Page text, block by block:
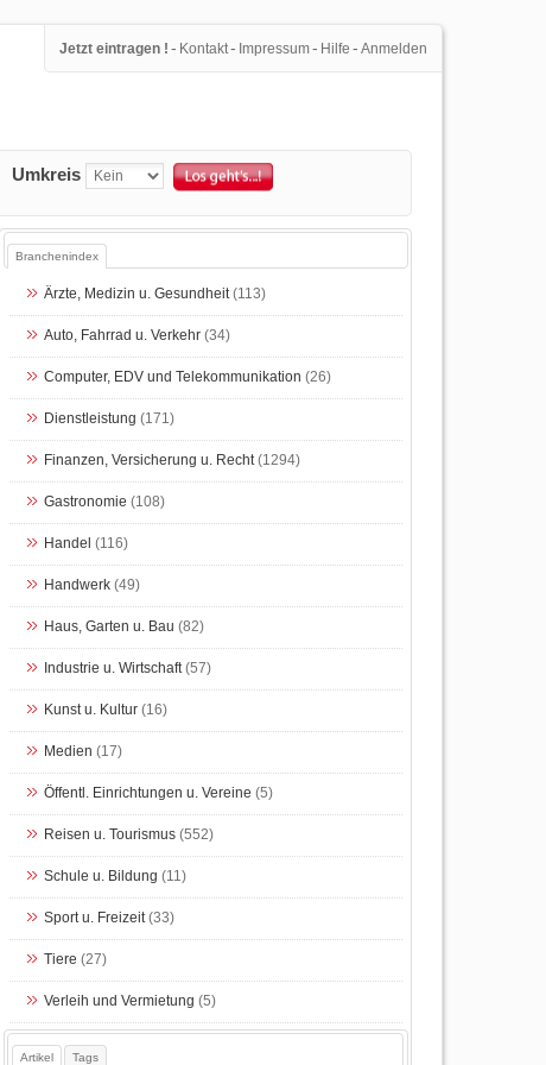
Jetzt eintragen ! - Kontakt- Impressum- Hilfe - Anmelden
Umkreis
Branchenindex
Ärzte, Medizin u. Gesundheit(113)
Auto, Fahrrad u. Verkehr(34)
Computer, EDV und Telekommunikation (26)
Dienstleistung (171)
Finanzen, Versicherung u. Recht(1294)
Gastronomie (108)
Handel (116)
Handwerk(49)
Haus, Garten u. Bau (82)
Industrie u. Wirtschaft(57)
Kunst u. Kultur(16)
Medien (17)
Öffentl. Einrichtungen u. Vereine (5)
Reisen u. Tourismus(552)
Schule u. Bildung (11)
Sport u. Freizeit(33)
Tiere (27)
Verleih und Vermietung (5)
Artikel Tags